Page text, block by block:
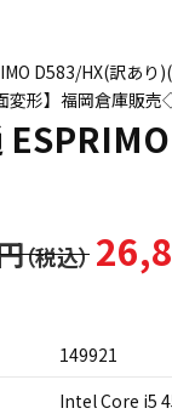
D583/HX(訳あ
変形】福岡倉庫販
149921
Intel Core i5